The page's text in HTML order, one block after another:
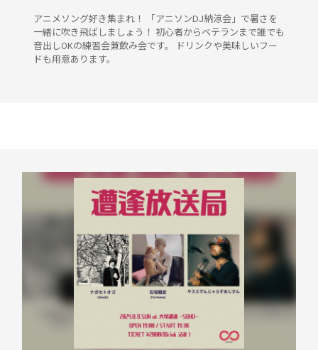
アニメソング好き集まれ！ 「アニソンDJ納涼会」で暑さを
一緒に吹き飛ばしましょう！ 初心者からベテランまで誰でも
音出しOKの練習会兼飲み会です。 ドリンクや美味しいフー
ドも用意あります。